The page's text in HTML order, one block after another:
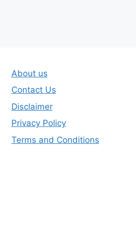
About us
Contact Us
Disclaimer
Privacy Policy
Terms and Conditions